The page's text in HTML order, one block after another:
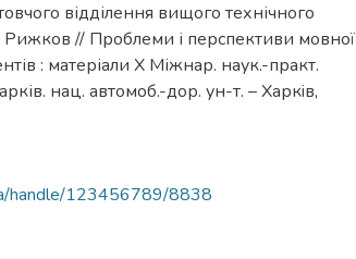
відділення вищого технічного
// Проблеми і перспективи мовної
: матеріали Х Міжнар. наук.-практ.
нац. автомоб.-дор. ун-т. – Харкiв,
handle/123456789/8838